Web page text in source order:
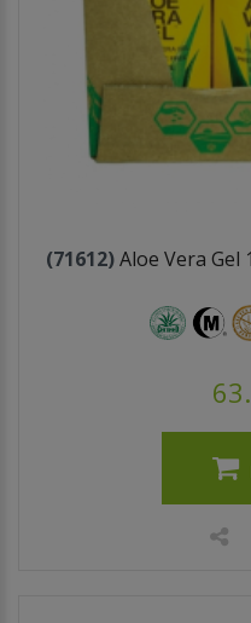
(71612)Aloe Vera Gel